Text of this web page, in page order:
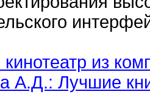
из
А.Д.: Лучшие